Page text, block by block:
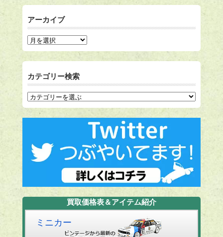
アーカイブ
カテゴリー検索
買取価格表＆アイテム紹介
ミニカー